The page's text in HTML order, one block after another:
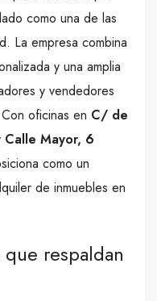
como una de las
La empresa combina
y una amplia
y vendedores
oficinas en C/ de
Calle Mayor, 6
como un
de inmuebles en
respaldan